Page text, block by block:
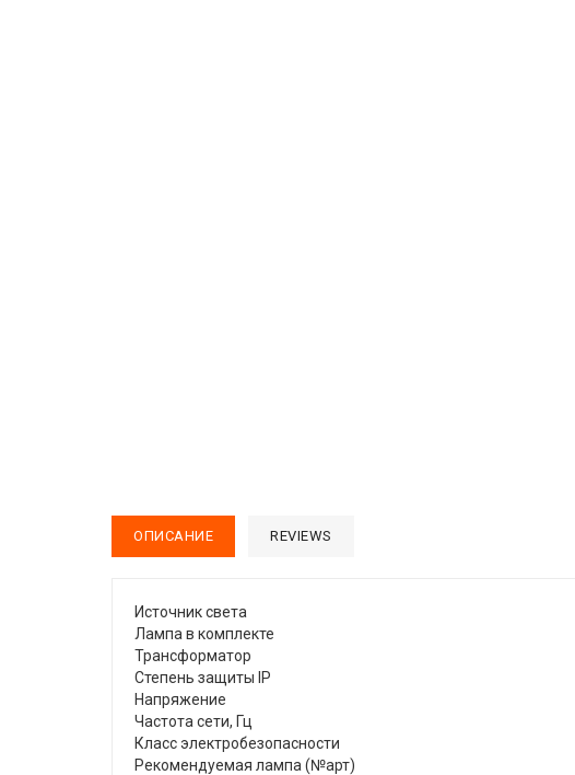
ОПИСАНИЕ REVIEWS
Источник света
Лампа в комплекте
Трансформатор
Степень защиты IP
Напряжение
Частота сети, Гц
Класс электробезопасности
Рекомендуемая лампа (№арт)